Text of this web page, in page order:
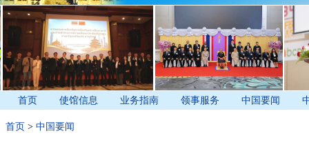
首页 使馆信息 业务指南 领事服务 中国要闻
首页 > 中国要闻